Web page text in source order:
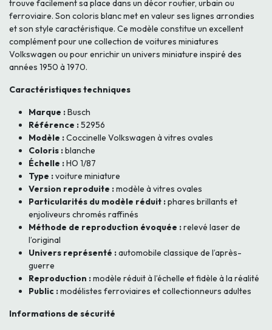
trouve facilement sa place dans un décor routier, urbain ou
ferroviaire. Son coloris blanc met en valeur ses lignes arrondies
et son style caractéristique. Ce modèle constitue un excellent
complément pour une collection de voitures miniatures
Volkswagen ou pour enrichir un univers miniature inspiré des
années 1950 à 1970.
Caractéristiques techniques
Marque :Busch
Référence :52956
Modèle :Coccinelle Volkswagen à vitres ovales
Coloris :blanche
Échelle :HO 1/87
Type :voiture miniature
Version reproduite :modèle à vitres ovales
Particularités du modèle réduit :phares brillants et
enjoliveurs chromés raffinés
Méthode de reproduction évoquée :relevé laser de
l’original
Univers représenté :automobile classique de l’après-
guerre
Reproduction :modèle réduit à l’échelle et fidèle à la réalité
Public :modélistes ferroviaires et collectionneurs adultes
Informations de sécurité